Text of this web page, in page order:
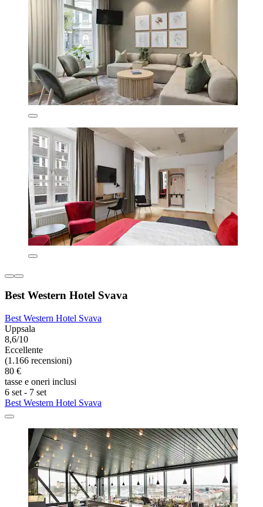
Best Western Hotel Svava
Best Western Hotel Svava
Uppsala
8,6/10
Eccellente
(1.166 recensioni)
80 €
tasse e oneri inclusi
6 set - 7 set
Best Western Hotel Svava